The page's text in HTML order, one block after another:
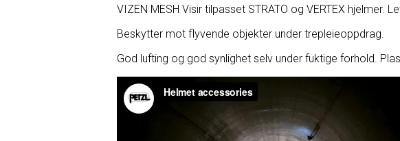
VIZEN MESH Visir tilpasset STRATO og VERTEX hjelmer.
Beskytter mot flyvende objekter under trepleieoppdrag.
God lufting og god synlighet selv under fuktige forhold.